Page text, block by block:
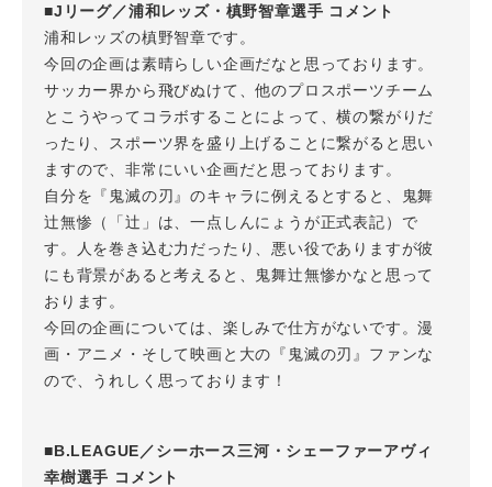
■Jリーグ／浦和レッズ・槙野智章選手 コメント
浦和レッズの槙野智章です。
今回の企画は素晴らしい企画だなと思っております。
サッカー界から飛びぬけて、他のプロスポーツチーム
とこうやってコラボすることによって、横の繋がりだ
ったり、スポーツ界を盛り上げることに繋がると思い
ますので、非常にいい企画だと思っております。
自分を『鬼滅の刃』のキャラに例えるとすると、鬼舞
辻無惨（「辻」は、一点しんにょうが正式表記）で
す。人を巻き込む力だったり、悪い役でありますが彼
にも背景があると考えると、鬼舞辻無惨かなと思って
おります。
今回の企画については、楽しみで仕方がないです。漫
画・アニメ・そして映画と大の『鬼滅の刃』ファンな
ので、うれしく思っております！
■B.LEAGUE／シーホース三河・シェーファーアヴィ
幸樹選手 コメント